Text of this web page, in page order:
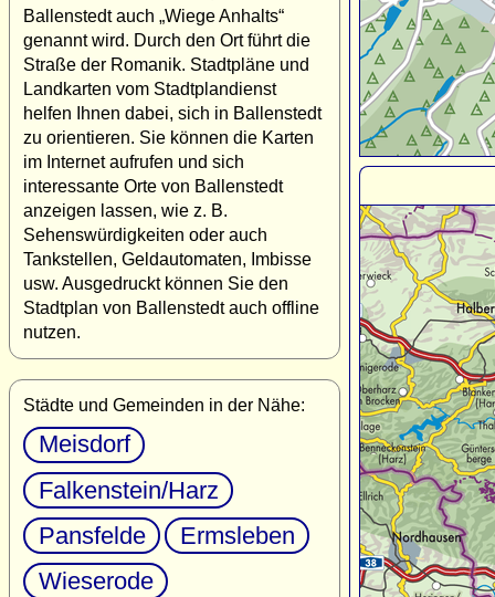
Ballenstedt auch „Wiege Anhalts“
genannt wird. Durch den Ort führt die
Straße der Romanik. Stadtpläne und
Landkarten vom Stadtplandienst
helfen Ihnen dabei, sich in Ballenstedt
zu orientieren. Sie können die Karten
im Internet aufrufen und sich
interessante Orte von Ballenstedt
anzeigen lassen, wie z. B.
Sehenswürdigkeiten oder auch
Tankstellen, Geldautomaten, Imbisse
usw. Ausgedruckt können Sie den
Stadtplan von Ballenstedt auch offline
nutzen.
Städte und Gemeinden in der Nähe:
Meisdorf
Falkenstein/Harz
Pansfelde
Ermsleben
Wieserode